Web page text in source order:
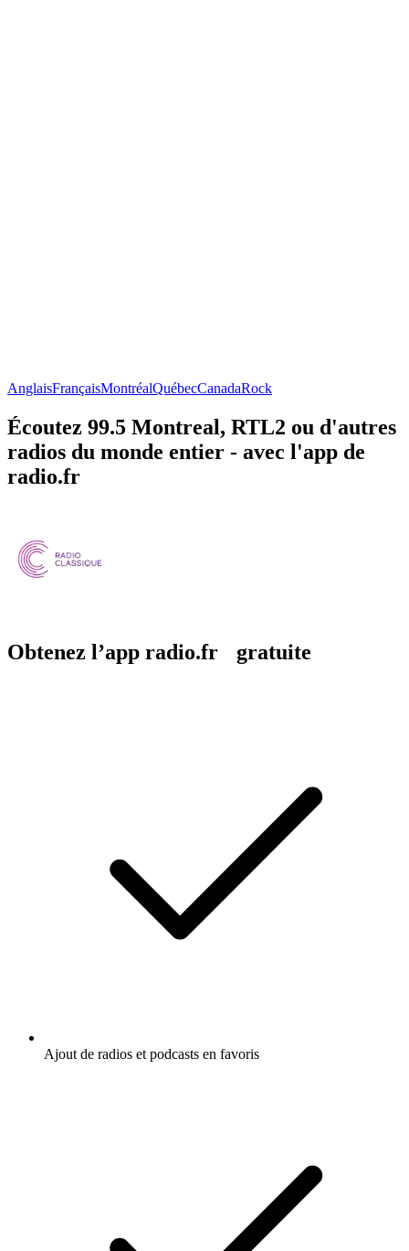
AnglaisFrançaisMontréalQuébecCanadaRock
Écoutez 99.5 Montreal, RTL2 ou d'autres
radios du monde entier - avec l'app de
radio.fr
Obtenez l’app radio.fr gratuite
Ajout de radios et podcasts en favoris